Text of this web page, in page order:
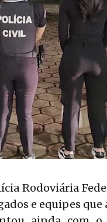
Rodoviária
e equipes que